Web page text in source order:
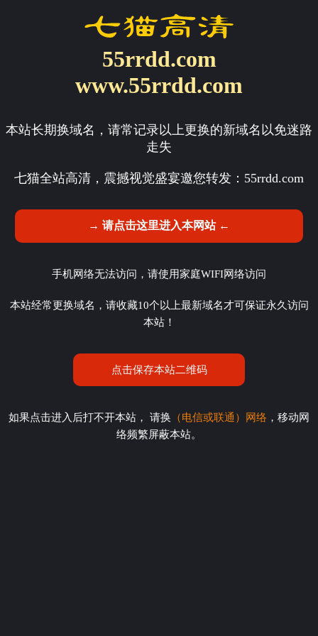
55rrdd.com
www.55rrdd.com
本站长期换域名，请常记录以上更换的新域名以免迷路
走失
七猫全站高清，震撼视觉盛宴邀您转发： 55rrdd.com
→ 请点击这里进入本网站 ←
手机网络无法访问，请使用家庭WIFI网络访问
本站经常更换域名，请收藏10个以上最新域名才可保证永久访问
本站！
点击保存本站二维码
如果点击进入后打不开本站， 请换 （电信或联通）网络 ，移动网
络频繁屏蔽本站。